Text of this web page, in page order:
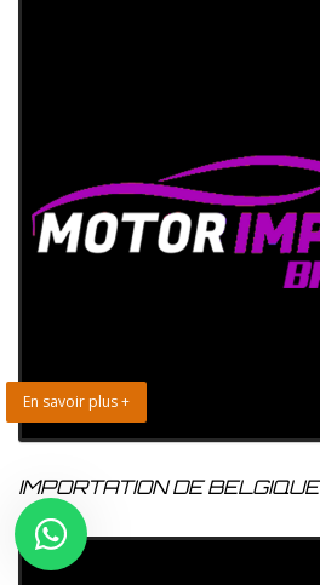
En savoir plus +
IMPORTATION DE BELGIQUE